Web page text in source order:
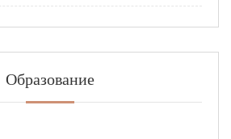
Образование